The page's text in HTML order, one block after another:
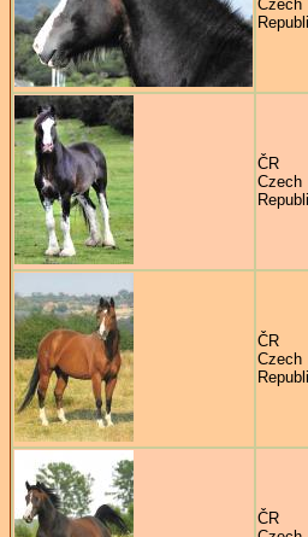
Czech
Czech
Czech